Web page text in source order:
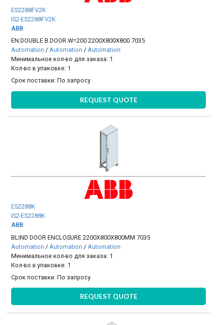
ES2288FV2K
IS2-ES2288FV2K
ABB
EN.DOUBLE B.DOOR W=200 2200X800X800 7035
Automation /Automation /Automation
Минимальное кол-во для заказа: 1
Кол-во в упаковке: 1
Срок поставки:По запросу
REQUEST QUOTE
ES2288K
IS2-ES2288K
ABB
BLIND DOOR ENCLOSURE 2200X800X800MM 7035
Automation / Automation / Automation
Минимальное кол-во для заказа: 1
Кол-во в упаковке: 1
Срок поставки:По запросу
REQUEST QUOTE